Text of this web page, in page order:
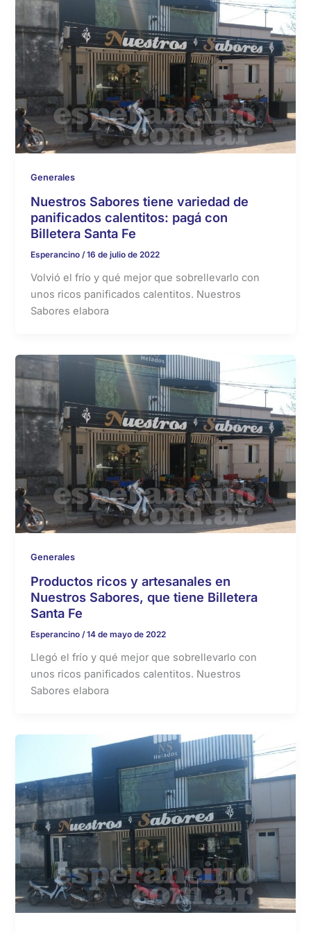
Generales
Nuestros Sabores tiene variedad de
panificados calentitos: pagá con
Billetera Santa Fe
Esperancino /16 de julio de 2022
Volvió el frío y qué mejor que sobrellevarlo con
unos ricos panificados calentitos. Nuestros
Sabores elabora
Generales
Productos ricos y artesanales en
Nuestros Sabores, que tiene Billetera
Santa Fe
Esperancino /14 de mayo de 2022
Llegó el frío y qué mejor que sobrellevarlo con
unos ricos panificados calentitos. Nuestros
Sabores elabora